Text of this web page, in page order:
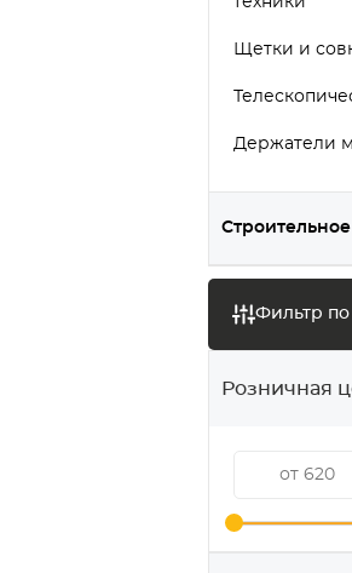
Щетки и
Держатели
Тест
Фильтр
Розничная